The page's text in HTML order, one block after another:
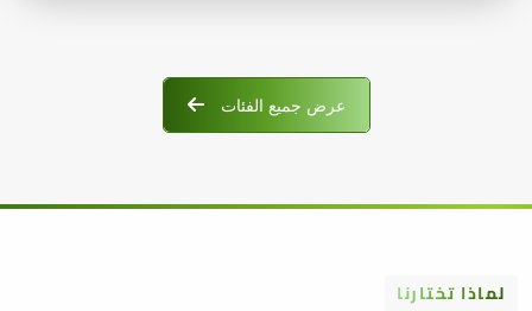
عرض جميع الفئات
لماذا تختارنا